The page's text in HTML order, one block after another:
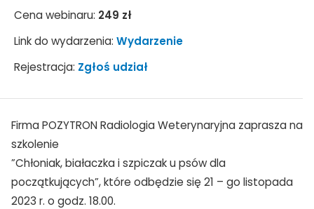
Cena webinaru: 249 zł
Link do wydarzenia: Wydarzenie
Rejestracja: Zgłoś udział
Firma POZYTRON Radiologia Weterynaryjna zaprasza na
szkolenie
”Chłoniak, białaczka i szpiczak u psów dla
początkujących”, które odbędzie się 21 – go listopada
2023 r. o godz. 18.00.